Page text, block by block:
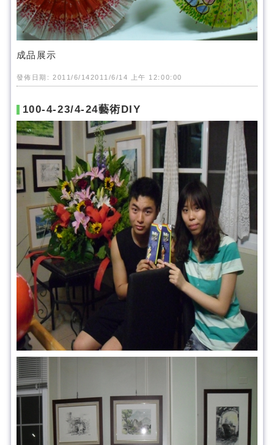
成品展示
發佈日期: 2011/6/142011/6/14 上午 12:00:00
100-4-23/4-24藝術DIY